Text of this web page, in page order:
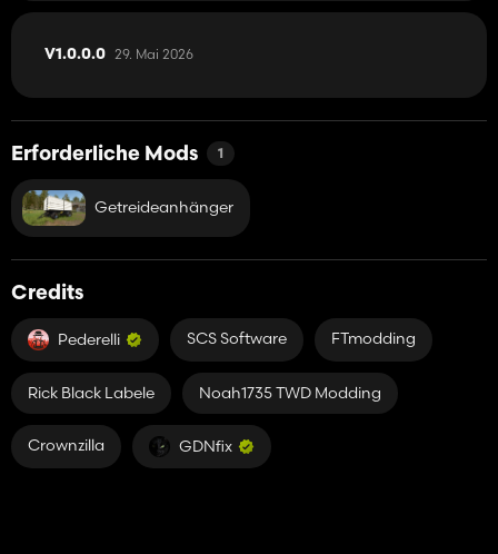
V1.0.0.0 29. Mai 2026
Erforderliche Mods 1
Getreideanhänger
Credits
Pederelli SCS Software FTmodding
Rick Black Labele Noah1735 TWD Modding
Crownzilla GDNfix